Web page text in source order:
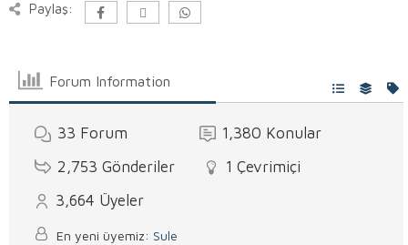
Paylaş:
Forum Information
33 Forum 1,380 Konular
2,753 Gönderiler 1 Çevrimiçi
3,664 Üyeler
En yeni üyemiz: Sule